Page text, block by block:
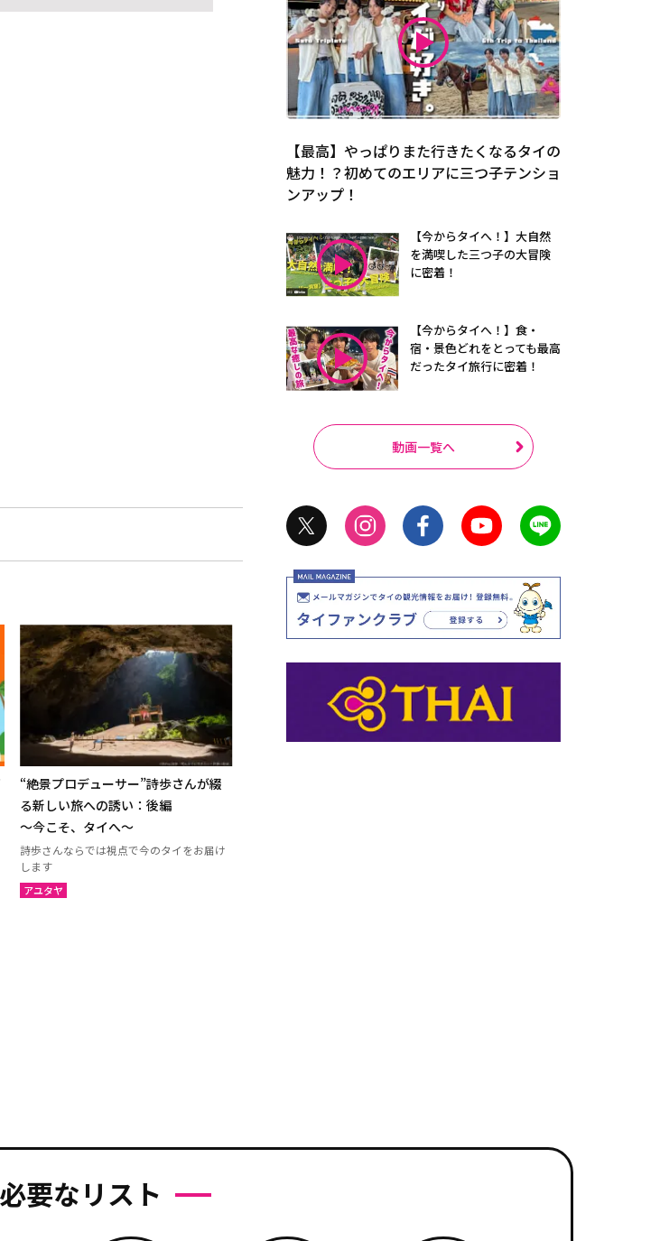
“絶景プロデューサー”詩歩さんが綴
る新しい旅への誘い：後編
～今こそ、タイへ～
詩歩さんならでは視点で今のタイをお届け
します
アユタヤ
【最高】やっぱりまた行きたくなるタイの
魅力！？初めてのエリアに三つ子テンショ
ンアップ！
【今からタイへ！】大自然
を満喫した三つ子の大冒険
に密着！
【今からタイへ！】食・
宿・景色どれをとっても最高
だったタイ旅行に密着！
動画一覧へ
要なリスト